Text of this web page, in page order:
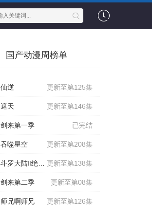
国产动漫周榜单
更新至第125集
仙逆
更新至第146集
遮天
已完结
剑来第一季
更新至第208集
吞噬星空
更新至第138集
斗罗大陆Ⅱ绝世唐门
更新至第08集
剑来第二季
更新至第126集
师兄啊师兄